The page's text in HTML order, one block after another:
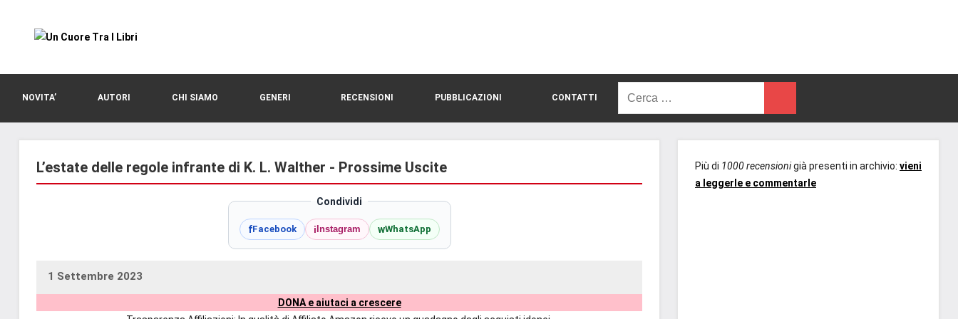
contenuto
Cuore
Tra
I
romance
e
non
Recensioni,
NOVITA’ AUTORI CHI SIAMO GENERI RECENSIONI PUBBLICAZIONI CONTATTI
L’estate delle regole infrante di K. L. Walther - Prossime Uscite
Condividi
fFacebook i Instagram wWhatsApp
1 Settembre 2023
DONA e aiutaci a crescere
Più di 1000 recensionigià presenti in archivio: vieni
a leggerle e commentarle